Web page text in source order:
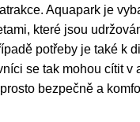
Aquapark je
které jsou
potřeby je také k
se tak mohou cítit v
bezpečně a